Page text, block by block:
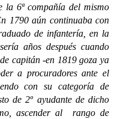
la 6ª compañía del mismo
1790 aún continuaba con
de infantería, en la
años después cuando
capitán -en 1819 goza ya
a procuradores ante el
con su categoría de
de 2º ayudante de dicho
ascender al rango de